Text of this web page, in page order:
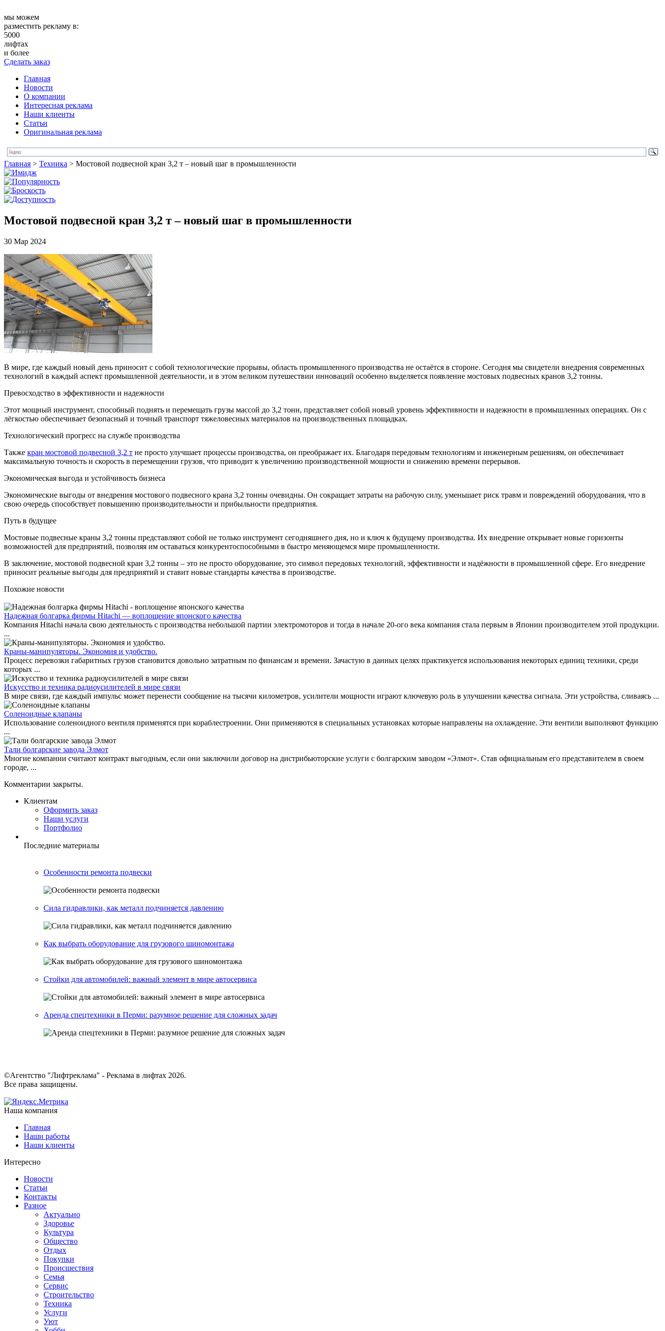
мы можем
разместить рекламу в:
5000
лифтах
и более
Сделать заказ
Главная
Новости
О компании
Интересная реклама
Наши клиенты
Статьи
Оригинальная реклама
Главная > Техника > Мостовой подвесной кран 3,2 т – новый шаг в промышленности
Мостовой подвесной кран 3,2 т – новый шаг в промышленности
30 Мар 2024
В мире, где каждый новый день приносит с собой технологические прорывы, область промышленного производства не остаётся в стороне. Сегодня мы свидетели внедрения современных
технологий в каждый аспект промышленной деятельности, и в этом великом путешествии инноваций особенно выделяется появление мостовых подвесных кранов 3,2 тонны.
Превосходство в эффективности и надежности
Этот мощный инструмент, способный поднять и перемещать грузы массой до 3,2 тонн, представляет собой новый уровень эффективности и надежности в промышленных операциях. Он с
лёгкостью обеспечивает безопасный и точный транспорт тяжеловесных материалов на производственных площадках.
Технологический прогресс на службе производства
Также кран мостовой подвесной 3,2 т не просто улучшает процессы производства, он преображает их. Благодаря передовым технологиям и инженерным решениям, он обеспечивает
максимальную точность и скорость в перемещении грузов, что приводит к увеличению производственной мощности и снижению времени перерывов.
Экономическая выгода и устойчивость бизнеса
Экономические выгоды от внедрения мостового подвесного крана 3,2 тонны очевидны. Он сокращает затраты на рабочую силу, уменьшает риск травм и повреждений оборудования, что в
свою очередь способствует повышению производительности и прибыльности предприятия.
Путь в будущее
Мостовые подвесные краны 3,2 тонны представляют собой не только инструмент сегодняшнего дня, но и ключ к будущему производства. Их внедрение открывает новые горизонты
возможностей для предприятий, позволяя им оставаться конкурентоспособными в быстро меняющемся мире промышленности.
В заключение, мостовой подвесной кран 3,2 тонны – это не просто оборудование, это символ передовых технологий, эффективности и надёжности в промышленной сфере. Его внедрение
приносит реальные выгоды для предприятий и ставит новые стандарты качества в производстве.
Похожие новости
Надежная болгарка фирмы Hitachi — воплощение японского качества
Компания Hitachi начала свою деятельность с производства небольшой партии электромоторов и тогда в начале 20-ого века компания стала первым в Японии производителем этой продукции.
...
Краны-манипуляторы. Экономия и удобство.
Процесс перевозки габаритных грузов становится довольно затратным по финансам и времени. Зачастую в данных целях практикуется использования некоторых единиц техники, среди
которых ...
Искусство и техника радиоусилителей в мире связи
В мире связи, где каждый импульс может перенести сообщение на тысячи километров, усилители мощности играют ключевую роль в улучшении качества сигнала. Эти устройства, сливаясь ...
Соленоидные клапаны
Использование соленоидного вентиля применятся при кораблестроении. Они применяются в специальных установках которые направлены на охлаждение. Эти вентили выполняют функцию
...
Тали болгарские завода Элмот
Многие компании считают контракт выгодным, если они заключили договор на дистрибьюторские услуги с болгарским заводом «Элмот». Став официальным его представителем в своем
городе, ...
Комментарии закрыты.
Клиентам
Оформить заказ
Наши услуги
Портфолио
Последние материалы
Особенности ремонта подвески
Сила гидравлики, как металл подчиняется давлению
Как выбрать оборудование для грузового шиномонтажа
Стойки для автомобилей: важный элемент в мире автосервиса
Аренда спецтехники в Перми: разумное решение для сложных задач
©Агентство "Лифтреклама" - Реклама в лифтах 2026.
Все права защищены.
Наша компания
Главная
Наши работы
Наши клиенты
Интересно
Новости
Статьи
Контакты
Разное
Актуально
Здоровье
Культура
Общество
Отдых
Покупки
Происшествия
Семья
Сервис
Строительство
Техника
Услуги
Уют